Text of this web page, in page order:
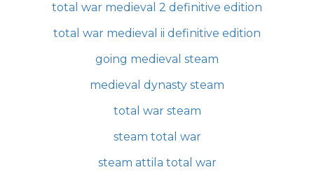
total war medieval 2 definitive edition
total war medieval ii definitive edition
going medieval steam
medieval dynasty steam
total war steam
steam total war
steam attila total war